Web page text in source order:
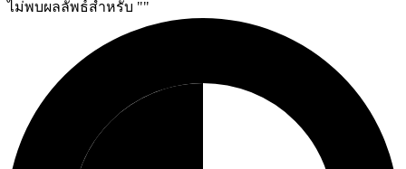
ไม่พบผลลัพธ์สำหรับ ""